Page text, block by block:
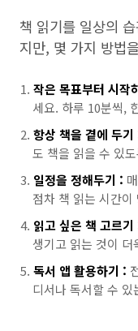
책 읽기를 일상의
지만, 몇 가지 방법
작은 목표부터 시작
세요. 하루 10분씩,
항상 책을 곁에 두기
도 책을 읽을 수 있
일정을 정해두기 :
점차 책 읽는 시간
읽고 싶은 책 고르기
생기고 읽는 것이 더
독서 앱 활용하기 :
디서나 독서할 수